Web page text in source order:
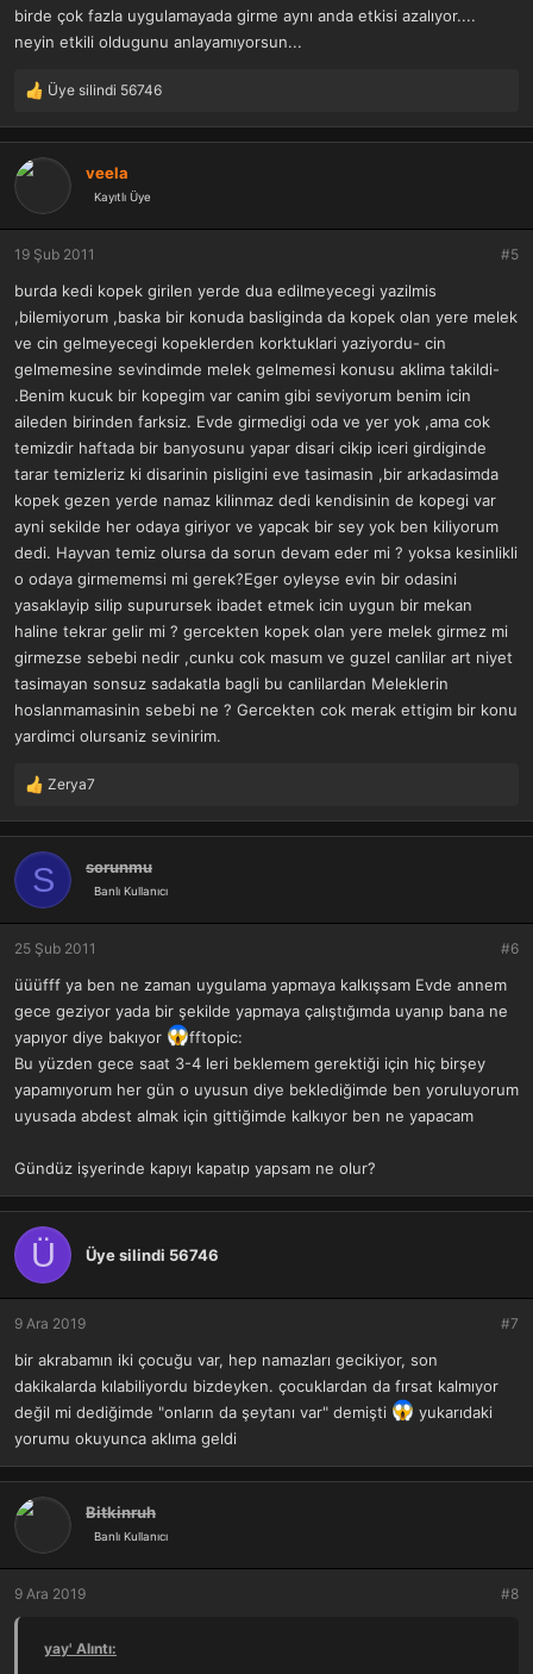
birde çok fazla uygulamayada girme aynı anda etkisi azalıyor....
neyin etkili oldugunu anlayamıyorsun...
T
p
k
l
e
r
Üye silindi 56746
veela
Kayıtlı Üye
19 Şub 2011 #5
burda kedi kopek girilen yerde dua edilmeyecegi yazilmis
,bilemiyorum ,baska bir konuda basliginda da kopek olan yere melek
ve cin gelmeyecegi kopeklerden korktuklari yaziyordu- cin
gelmemesine sevindimde melek gelmemesi konusu aklima takildi-
.Benim kucuk bir kopegim var canim gibi seviyorum benim icin
aileden birinden farksiz. Evde girmedigi oda ve yer yok ,ama cok
temizdir haftada bir banyosunu yapar disari cikip iceri girdiginde
tarar temizleriz ki disarinin pisligini eve tasimasin ,bir arkadasimda
kopek gezen yerde namaz kilinmaz dedi kendisinin de kopegi var
ayni sekilde her odaya giriyor ve yapcak bir sey yok ben kiliyorum
dedi. Hayvan temiz olursa da sorun devam eder mi ? yoksa kesinlikli
o odaya girmememsi mi gerek?Eger oyleyse evin bir odasini
yasaklayip silip supurursek ibadet etmek icin uygun bir mekan
haline tekrar gelir mi ? gercekten kopek olan yere melek girmez mi
girmezse sebebi nedir ,cunku cok masum ve guzel canlilar art niyet
tasimayan sonsuz sadakatla bagli bu canlilardan Meleklerin
hoslanmamasinin sebebi ne ? Gercekten cok merak ettigim bir konu
yardimci olursaniz sevinirim.
T
p
k
l
e
r
Zerya7
S sorunmu
Banlı Kullanıcı
25 Şub 2011 #6
üüüfff ya ben ne zaman uygulama yapmaya kalkışsam Evde annem
gece geziyor yada bir şekilde yapmaya çalıştığımda uyanıp bana ne
yapıyor diye bakıyor
fftopic:
Bu yüzden gece saat 3-4 leri beklemem gerektiği için hiç birşey
yapamıyorum her gün o uyusun diye beklediğimde ben yoruluyorum
uyusada abdest almak için gittiğimde kalkıyor ben ne yapacam
Gündüz işyerinde kapıyı kapatıp yapsam ne olur?
Ü Üye silindi 56746
9 Ara 2019 #7
bir akrabamın iki çocuğu var, hep namazları gecikiyor, son
dakikalarda kılabiliyordu bizdeyken. çocuklardan da fırsat kalmıyor
değil mi dediğimde "onların da şeytanı var" demişti
yukarıdaki
yorumu okuyunca aklıma geldi
Bitkinruh
Banlı Kullanıcı
9 Ara 2019 #8
yay' Alıntı: